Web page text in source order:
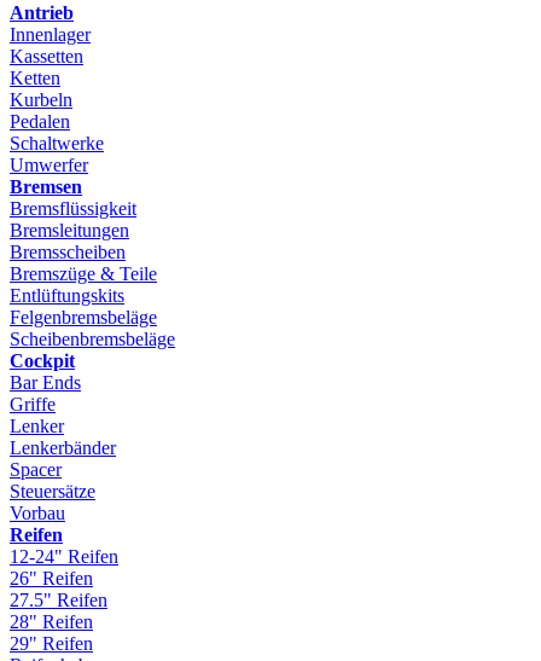
Antrieb
Innenlager
Kassetten
Ketten
Kurbeln
Pedalen
Schaltwerke
Umwerfer
Bremsen
Bremsflüssigkeit
Bremsleitungen
Bremsscheiben
Bremszüge & Teile
Entlüftungskits
Felgenbremsbeläge
Scheibenbremsbeläge
Cockpit
Bar Ends
Griffe
Lenker
Lenkerbänder
Spacer
Steuersätze
Vorbau
Reifen
12-24" Reifen
26" Reifen
27.5" Reifen
28" Reifen
29" Reifen